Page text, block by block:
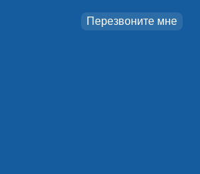
Перезвоните мне